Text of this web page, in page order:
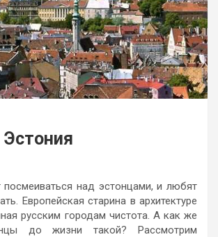
посмеиваться над эстонцами, и любят
Европейская старина в архитектуре
русским городам чистота. А как же
до жизни такой? Рассмотрим